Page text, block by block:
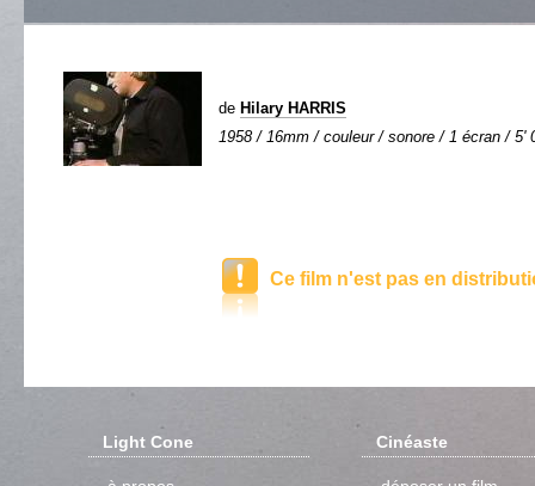
de Hilary HARRIS
1958 / 16mm / couleur / sonore / 1 écran / 5'
Ce film n'est pas en
Light Cone Cinéaste